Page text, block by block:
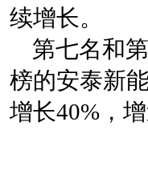
续增长。
第七名和
榜的安泰新
增长40%，